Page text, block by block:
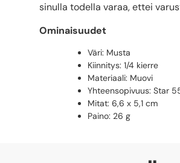
sinulla todella varaa, ettei
Ominaisuudet
Väri: Musta
Kiinnitys: 1/4 kierre
Materiaali: Muovi
Yhteensopivuus: Star
Mitat: 6,6 x 5,1 cm
Paino: 26 g